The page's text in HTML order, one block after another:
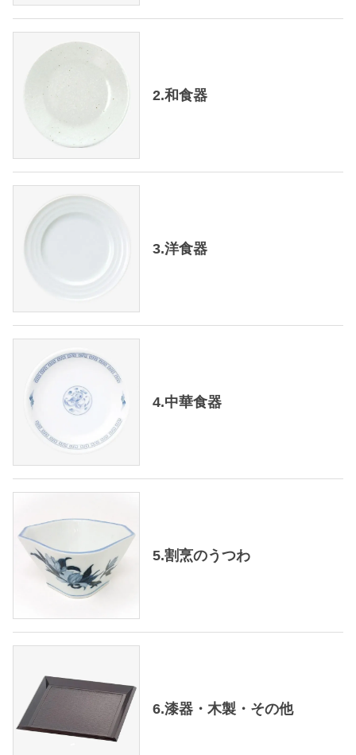
2.和食器
3.洋食器
4.中華食器
5.割烹のうつわ
6.漆器・木製・その他